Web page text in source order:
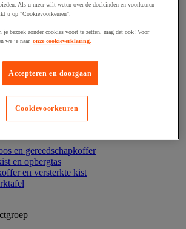
en verlichting
elektrisch schakelpaneel
en kapelhaspel
en schakelaar
en gereedschapkoffer
en opbergtas
en versterkte kist
Als u meer wilt weten over de doeleinden en voorkeuren
u op "Cookievoorkeuren".
je bezoek zonder cookies voort te zetten, mag dat ook! Voor
we je naar onze cookieverklaring.
Accepteren en doorgaan
Cookievoorkeuren